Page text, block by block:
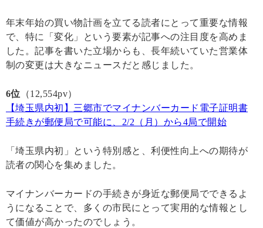
年末年始の買い物計画を立てる読者にとって重要な情報
で、特に「変化」という要素が記事への注目度を高めま
した。記事を書いた立場からも、長年続いていた営業体
制の変更は大きなニュースだと感じました。
6位 （12,554pv）
【埼玉県内初】三郷市でマイナンバーカード電子証明書
手続きが郵便局で可能に、2/2（月）から4局で開始
「埼玉県内初」という特別感と、利便性向上への期待が
読者の関心を集めました。
マイナンバーカードの手続きが身近な郵便局でできるよ
うになることで、多くの市民にとって実用的な情報とし
て価値が高かったのでしょう。